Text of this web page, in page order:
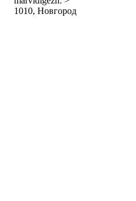
1010, Новгород